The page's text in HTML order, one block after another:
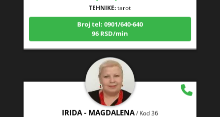
Broj tel: 0901/640-640
96 RSD/min
IRIDA - MAGDALENA
Tarot savjetnik je slobodan